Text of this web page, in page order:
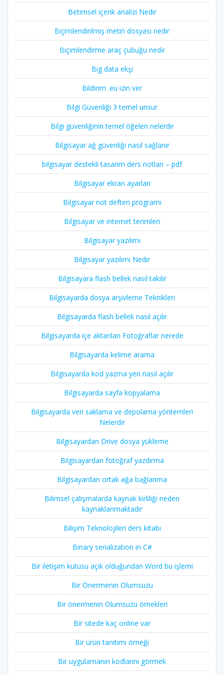
Betimsel içerik analizi Nedir
Biçimlendirilmiş metin dosyası nedir
Biçimlendirme araç çubuğu nedir
Big data ekşi
Bildirim .eu izin ver
Bilgi Güvenliği 3 temel unsur
Bilgi güvenliğinin temel öğeleri nelerdir
Bilgisayar ağ güvenliği nasıl sağlanır
bilgisayar destekli tasarim ders notları – pdf
Bilgisayar ekran ayarları
Bilgisayar not defteri programı
Bilgisayar ve internet terimleri
Bilgisayar yazılımı
Bilgisayar yazılımı Nedir
Bilgisayara flash bellek nasıl takılır
Bilgisayarda dosya arşivleme Teknikleri
Bilgisayarda flash bellek nasıl açılır
Bilgisayarda içe aktarılan Fotoğraflar nerede
Bilgisayarda kelime arama
Bilgisayarda kod yazma yeri nasıl açılır
Bilgisayarda sayfa kopyalama
Bilgisayarda veri saklama ve depolama yöntemleri
Nelerdir
Bilgisayardan Drive dosya yükleme
Bilgisayardan fotoğraf yazdırma
Bilgisayardan ortak ağa bağlanma
Bilimsel çalışmalarda kaynak kirliliği neden
kaynaklanmaktadır
Bilişim Teknolojileri ders kitabı
Binary serialization in C#
Bir iletişim kutusu açık olduğundan Word bu işlemi
Bir Önermenin Olumsuzu
Bir önermenin Olumsuzu örnekleri
Bir sitede kaç online var
Bir ürün tanıtımı örneği
Bir uygulamanın kodlarını görmek